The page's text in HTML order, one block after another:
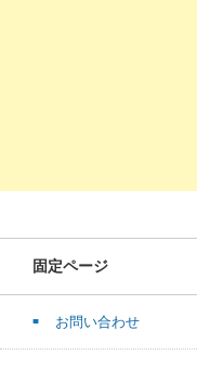
固定ページ
お問い合わせ